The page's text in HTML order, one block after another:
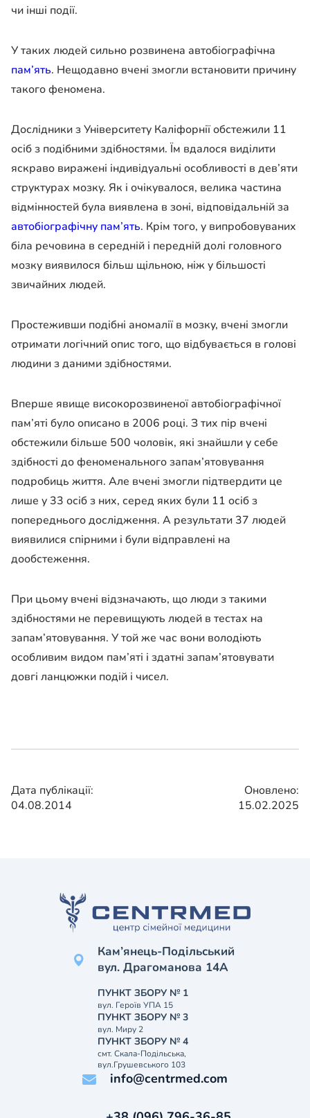
чи інші події.
У таких людей сильно розвинена автобіографічна
пам’ять. Нещодавно вчені змогли встановити причину
такого феномена.
Дослідники з Університету Каліфорнії обстежили 11
осіб з подібними здібностями. Їм вдалося виділити
яскраво виражені індивідуальні особливості в дев’яти
структурах мозку. Як і очікувалося, велика частина
відмінностей була виявлена в зоні, відповідальній за
автобіографічну пам’ять. Крім того, у випробовуваних
біла речовина в середній і передній долі головного
мозку виявилося більш щільною, ніж у більшості
звичайних людей.
Простеживши подібні аномалії в мозку, вчені змогли
отримати логічний опис того, що відбувається в голові
людини з даними здібностями.
Вперше явище високорозвиненої автобіографічної
пам’яті було описано в 2006 році. З тих пір вчені
обстежили більше 500 чоловік, які знайшли у себе
здібності до феноменального запам’ятовування
подробиць життя. Але вчені змогли підтвердити це
лише у 33 осіб з них, серед яких були 11 осіб з
попереднього дослідження. А результати 37 людей
виявилися спірними і були відправлені на
дообстеження.
При цьому вчені відзначають, що люди з такими
здібностями не перевищують людей в тестах на
запам’ятовування. У той же час вони володіють
особливим видом пам’яті і здатні запам’ятовувати
довгі ланцюжки подій і чисел.
Дата публікації:
04.08.2014
Оновлено:
15.02.2025
Кам’янець-Подільський
вул. Драгоманова 14А
ПУНКТ ЗБОРУ № 1
вул. Героїв УПА 15
ПУНКТ ЗБОРУ № 3
вул. Миру 2
ПУНКТ ЗБОРУ № 4
смт. Скала-Подільська,
вул.Грушевського 103
info@centrmed.com